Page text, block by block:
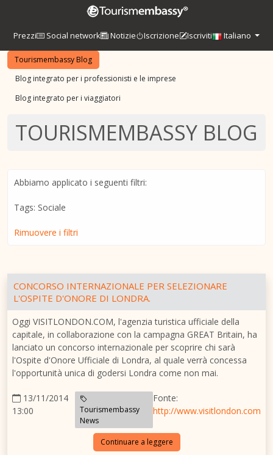
Prezzi Social network Notizie Iscrizione Iscriviti Italiano
Tourismembassy Blog
Blog integrato per i professionisti e le imprese
Blog integrato per i viaggiatori
TOURISMEMBASSY BLOG
Abbiamo applicato i seguenti filtri:
Tags: Sociale
Rimuovere i filtri
CONCORSO INTERNAZIONALE PER SELEZIONARE
L'OSPITE D'ONORE DI LONDRA.
Oggi VISITLONDON.COM, l'agenzia turistica ufficiale della
capitale, in collaborazione con la campagna GREAT Britain, ha
lanciato un concorso internazionale per scoprire chi sarà
l'Ospite d'Onore Ufficiale di Londra, al quale verrà concessa
l'opportunità unica di godersi Londra come non mai.
13/11/2014
13:00
Tourismembassy
News
Fonte:
http://www.visitlondon.com
Continuare a leggere